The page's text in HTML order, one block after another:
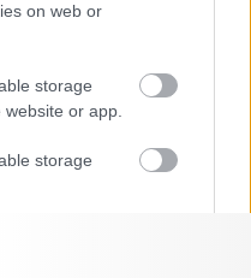
on web or
storage
or app.
storage
storage